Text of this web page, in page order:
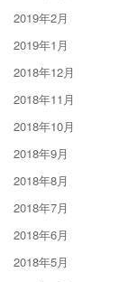
2019年2月
2019年1月
2018年12月
2018年11月
2018年10月
2018年9月
2018年8月
2018年7月
2018年6月
2018年5月